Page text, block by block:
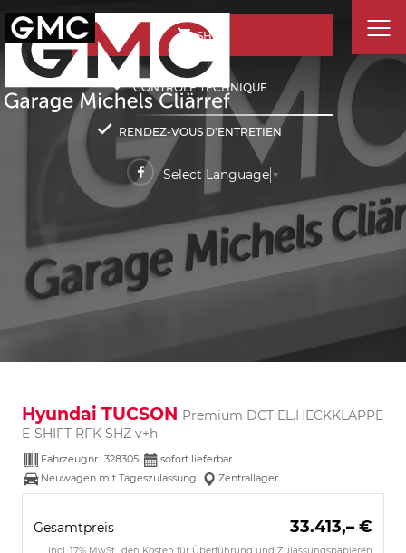
SHOP
CONTRÔLE TECHNIQUE
RENDEZ-VOUS D'ENTRETIEN
Select Language ▼
Hyundai TUCSON Premium DCT EL.HECKKLAPPE
E-SHIFT RFK SHZ v+h
Fahrzeugnr.: 328305
sofort lieferbar
Neuwagen mit Tageszulassung
Zentrallager
Gesamtpreis 33.413,– €